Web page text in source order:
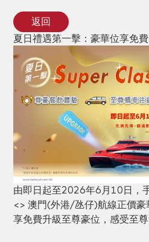
夏日禮遇第一擊：豪華位享免
返回
由即日起至2026年6月10日，
<> 澳門(外港/氹仔)航線正價豪
享免費升級至尊豪位，感受至尊